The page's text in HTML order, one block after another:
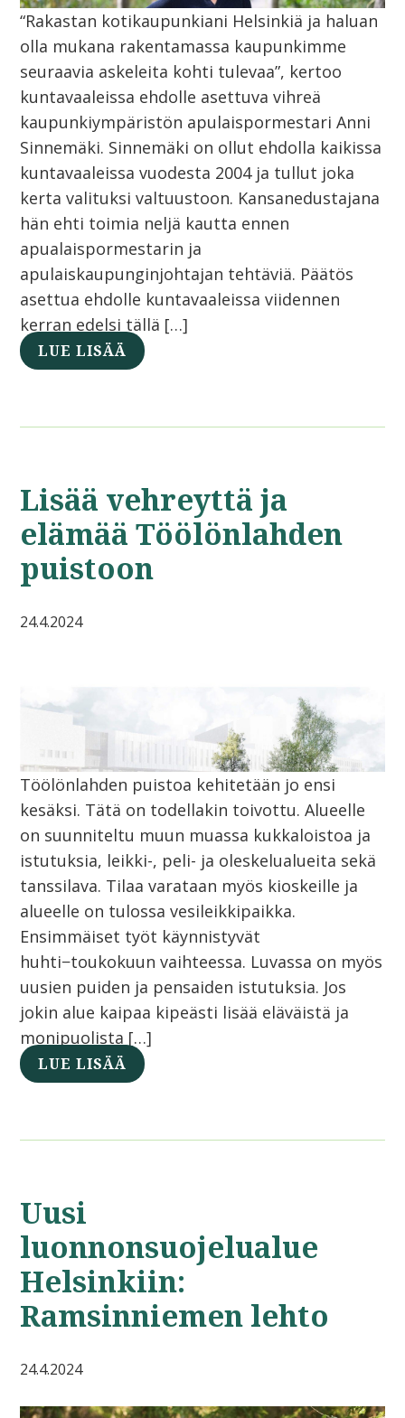
“Rakastan kotikaupunkiani Helsinkiä ja haluan
olla mukana rakentamassa kaupunkimme
seuraavia askeleita kohti tulevaa”, kertoo
kuntavaaleissa ehdolle asettuva vihreä
kaupunkiympäristön apulaispormestari Anni
Sinnemäki. Sinnemäki on ollut ehdolla kaikissa
kuntavaaleissa vuodesta 2004 ja tullut joka
kerta valituksi valtuustoon. Kansanedustajana
hän ehti toimia neljä kautta ennen
apualaispormestarin ja
apulaiskaupunginjohtajan tehtäviä. Päätös
asettua ehdolle kuntavaaleissa viidennen
kerran edelsi tällä […]
LUE LISÄÄ
Lisää vehreyttä ja
elämää Töölönlahden
puistoon
24.4.2024
Töölönlahden puistoa kehitetään jo ensi
kesäksi. Tätä on todellakin toivottu. Alueelle
on suunniteltu muun muassa kukkaloistoa ja
istutuksia, leikki-, peli- ja oleskelualueita sekä
tanssilava. Tilaa varataan myös kioskeille ja
alueelle on tulossa vesileikkipaikka.
Ensimmäiset työt käynnistyvät
huhti−toukokuun vaihteessa. Luvassa on myös
uusien puiden ja pensaiden istutuksia. Jos
jokin alue kaipaa kipeästi lisää eläväistä ja
monipuolista […]
LUE LISÄÄ
Uusi
luonnonsuojelualue
Helsinkiin:
Ramsinniemen lehto
24.4.2024